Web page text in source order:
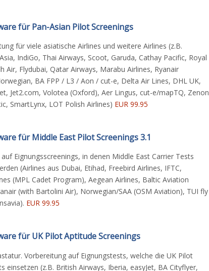
für Pan-Asian Pilot Screenings
für viele asiatische Airlines und weitere Airlines (z.B.
IndiGo, Thai Airways, Scoot, Garuda, Cathay Pacific, Royal
Air, Flydubai, Qatar Airways, Marabu Airlines, Ryanair
BA FPP / L3 / Aon / cut-e, Delta Air Lines, DHL UK,
Jet2.com, Volotea (Oxford), Aer Lingus, cut-e/mapTQ, Zenon
SmartLynx, LOT Polish Airlines) EUR 99.95
für Middle East Pilot Screenings 3.1
Eignungsscreenings, in denen Middle East Carrier Tests
(Airlines aus Dubai, Etihad, Freebird Airlines, IFTC,
(MPL Cadet Program), Aegean Airlines, Baltic Aviation
(with Bartolini Air), Norwegian/SAA (OSM Aviation), TUI fly
EUR 99.95
für UK Pilot Aptitude Screenings
Vorbereitung auf Eignungstests, welche die UK Pilot
einsetzen (z.B. British Airways, Iberia, easyJet, BA Cityflyer,